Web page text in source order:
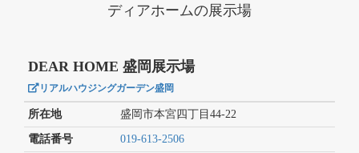
ディアホームの展示場
DEAR HOME 盛岡展示場
リアルハウジングガーデン盛岡
所在地 盛岡市本宮四丁目44-22
電話番号 019-613-2506